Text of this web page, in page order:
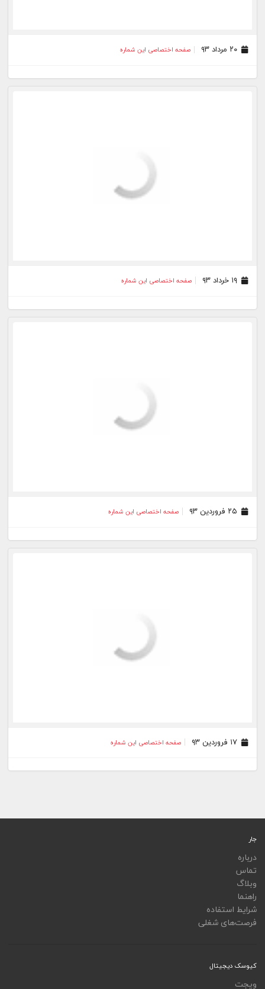
۲۰ مرداد ۹۳ صفحه اختصاصی این شماره
۱۹ خرداد ۹۳ صفحه اختصاصی این شماره
صفحه اختصاصی این شماره
۱۷ فروردین ۹۳ صفحه اختصاصی این شماره
جار
درباره
تماس
وبلاگ
راهنما
شرایط استفاده
فرصت‌های شغلی
کیوسک دیجیتال
ویجت